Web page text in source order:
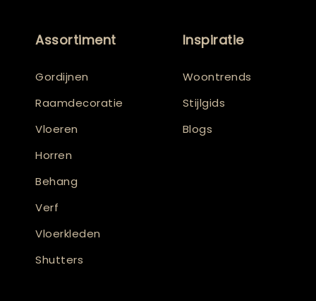
Assortiment
Gordijnen
Raamdecoratie
Vloeren
Horren
Behang
Verf
Vloerkleden
Shutters
Inspiratie
Woontrends
Stijlgids
Blogs